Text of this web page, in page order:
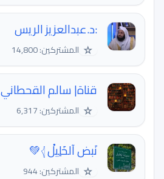
:د.عبدالعزيز الريس
☆ المشتركين: 14,800
قناة| سالم القحطاني
☆ المشتركين: 6,317
نَبض آلخَلِيلْ 𓂆💚
☆ المشتركين: 944